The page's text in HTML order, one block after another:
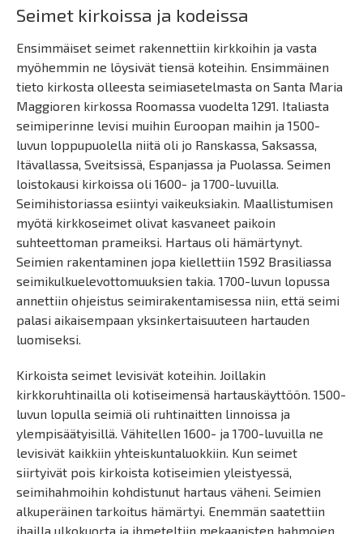
Seimet kirkoissa ja kodeissa
Ensimmäiset seimet rakennettiin kirkkoihin ja vasta
myöhemmin ne löysivät tiensä koteihin. Ensimmäinen
tieto kirkosta olleesta seimiasetelmasta on Santa Maria
Maggioren kirkossa Roomassa vuodelta 1291. Italiasta
seimiperinne levisi muihin Euroopan maihin ja 1500-
luvun loppupuolella niitä oli jo Ranskassa, Saksassa,
Itävallassa, Sveitsissä, Espanjassa ja Puolassa. Seimen
loistokausi kirkoissa oli 1600- ja 1700-luvuilla.
Seimihistoriassa esiintyi vaikeuksiakin. Maallistumisen
myötä kirkkoseimet olivat kasvaneet paikoin
suhteettoman prameiksi. Hartaus oli hämärtynyt.
Seimien rakentaminen jopa kiellettiin 1592 Brasiliassa
seimikulkuelevottomuuksien takia. 1700-luvun lopussa
annettiin ohjeistus seimirakentamisessa niin, että seimi
palasi aikaisempaan yksinkertaisuuteen hartauden
luomiseksi.
Kirkoista seimet levisivät koteihin. Joillakin
kirkkoruhtinailla oli kotiseimensä hartauskäyttöön. 1500-
luvun lopulla seimiä oli ruhtinaitten linnoissa ja
ylempisäätyisillä. Vähitellen 1600- ja 1700-luvuilla ne
levisivät kaikkiin yhteiskuntaluokkiin. Kun seimet
siirtyivät pois kirkoista kotiseimien yleistyessä,
seimihahmoihin kohdistunut hartaus väheni. Seimien
alkuperäinen tarkoitus hämärtyi. Enemmän saatettiin
ihailla ulkokuorta ja ihmeteltiin mekaanisten hahmojen